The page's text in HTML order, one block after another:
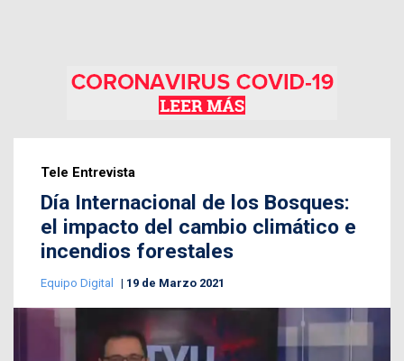
Tele Entrevista
Día Internacional de los Bosques:
el impacto del cambio climático e
incendios forestales
Equipo Digital 19 de Marzo 2021